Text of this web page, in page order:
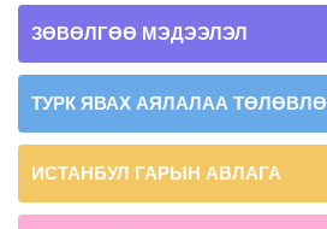
ЗӨВӨЛГӨӨ МЭДЭЭЛЭЛ
ТУРК ЯВАХ АЯЛАЛАА ТӨЛӨВЛӨ
ИСТАНБУЛ ГАРЫН АВЛАГА